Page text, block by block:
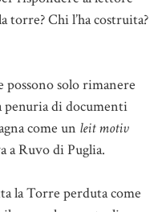
torre? Chi l’ha costruita?
solo rimanere
penuria di documenti
come un leit motiv
a Ruvo di Puglia.
la Torre perduta come